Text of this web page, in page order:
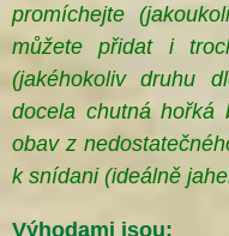
promíchejte
můžete přidat i
(jakéhokoliv druhu
docela chutná hořká
obav z
k snídani (ideálně
Výhodami jsou: